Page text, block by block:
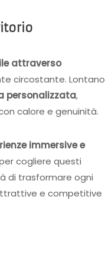
attraverso
circostante. Lontano
personalizzata,
calore e genuinità.
immersive e
cogliere questi
di trasformare ogni
e competitive